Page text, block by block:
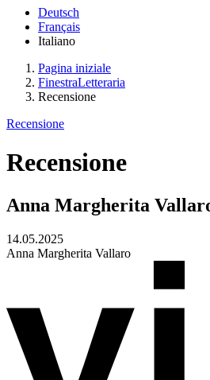
Deutsch
Français
Italiano
Pagina iniziale
FinestraLetteraria
Recensione
Recensione
Recensione
Anna Margherita
14.05.2025
Anna Margherita Vallaro